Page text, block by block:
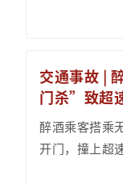
能按期还款
交通事故 |
门杀”致超
醉酒乘客搭乘
开门，撞上超
场事故多方